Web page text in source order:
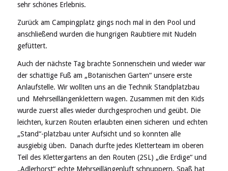
sehr schönes Erlebnis.
Zurück am Campingplatz gings noch mal in den Pool und
anschließend wurden die hungrigen Raubtiere mit Nudeln
gefüttert.
Auch der nächste Tag brachte Sonnenschein und wieder war
der schattige Fuß am „Botanischen Garten“ unsere erste
Anlaufstelle. Wir wollten uns an die Technik Standplatzbau
und Mehrseillängenklettern wagen. Zusammen mit den Kids
wurde zuerst alles wieder durchgesprochen und geübt. Die
leichten, kurzen Routen erlaubten einen sicheren und echten
„Stand“-platzbau unter Aufsicht und so konnten alle
ausgiebig üben. Danach durfte jedes Kletterteam im oberen
Teil des Klettergartens an den Routen (2SL) „die Erdige“ und
„Adlerhorst“ echte Mehrseillängenluft schnuppern. Spaß hat